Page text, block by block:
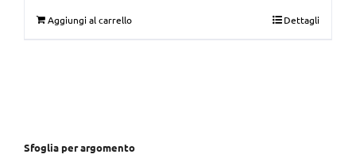
Aggiungi al carrello Dettagli
Sfoglia per argomento